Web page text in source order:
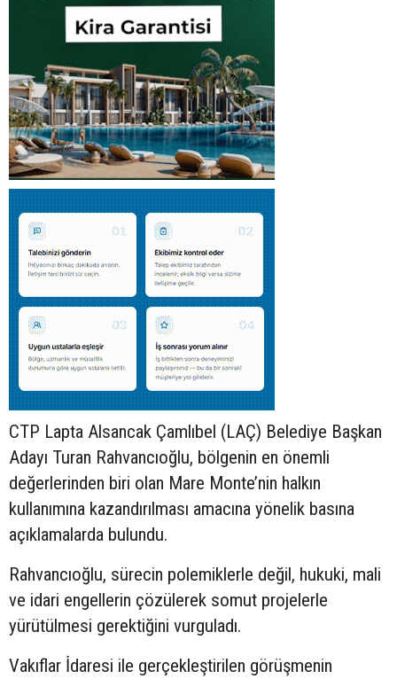
CTP Lapta Alsancak Çamlıbel (LAÇ) Belediye Başkan
Adayı Turan Rahvancıoğlu, bölgenin en önemli
değerlerinden biri olan Mare Monte’nin halkın
kullanımına kazandırılması amacına yönelik basına
açıklamalarda bulundu.
Rahvancıoğlu, sürecin polemiklerle değil, hukuki, mali
ve idari engellerin çözülerek somut projelerle
yürütülmesi gerektiğini vurguladı.
Vakıflar İdaresi ile gerçekleştirilen görüşmenin